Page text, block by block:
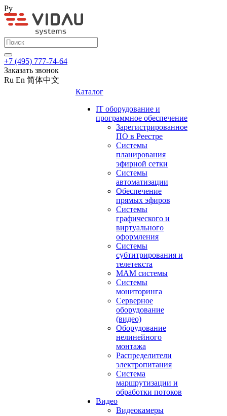
Ру
+7 (495) 777-74-64
Заказать звонок
Ru En 简体中文
Каталог
IT оборудование и
программное обеспечение
Зарегистрированное
ПО в Реестре
Системы
планирования
эфирной сетки
Системы
автоматизации
Обеспечение
прямых эфиров
Системы
графического и
виртуального
оформления
Системы
субтитрирования и
телетекста
MAM системы
Системы
мониторинга
Серверное
оборудование
(видео)
Оборудование
нелинейного
монтажа
Распределители
электропитания
Система
маршрутизации и
обработки потоков
Видео
Видеокамеры